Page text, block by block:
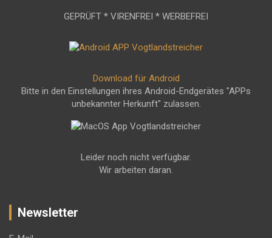
GEPRÜFT * VIRENFREI * WERBEFREI
Download für Android
Bitte in den Einstellungen ihres Android-Endgerätes "APPs
unbekannter Herkunft" zulassen.
Leider noch nicht verfügbar.
Wir arbeiten daran.
Newsletter